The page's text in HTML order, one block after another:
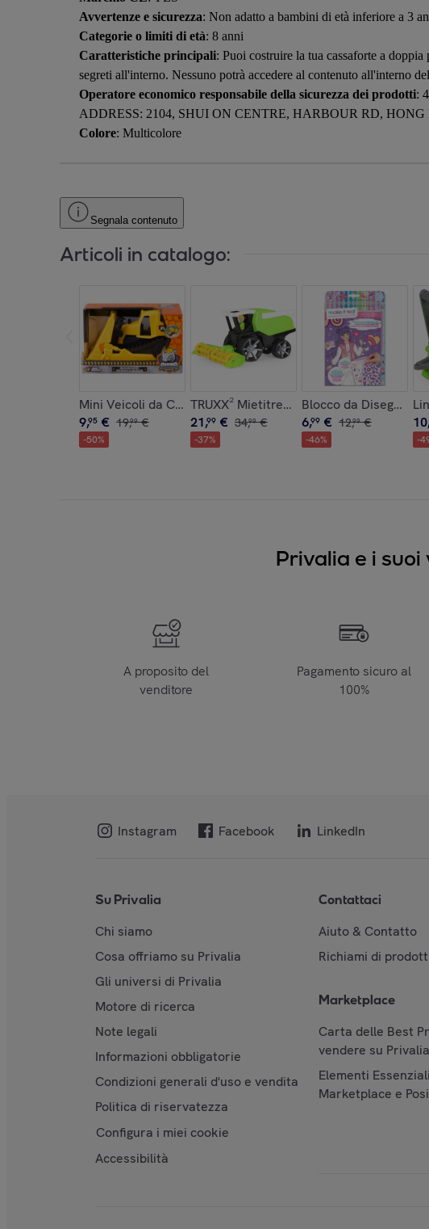
Avvertenze e sicurezza: Non adatto a bambini di età inferiore a 3
Categorie o limiti di età: 8 anni
Caratteristiche principali: Puoi costruire la tua cassaforte a
segreti all'interno. Nessuno potrà accedere al contenuto all'interno
Operatore economico responsabile della sicurezza dei prodotti:
ADDRESS: 2104, SHUI ON CENTRE, HARBOUR RD, HONG
Colore: Multicolore
Segnala contenuto
Articoli in catalogo:
Mini Veicoli da Cantiere in scatola - Bulldozer
9,95 € 19,99 €
-50%
TRUXX² Mietitrebbia
21,99 € 34,99 €
-37%
Blocco da Disegno
6,99 € 12,99 €
-46%
10
-
Privalia e i
A proposito del
venditore
Pagamento sicuro al
100%
Instagram Facebook LinkedIn
Su Privalia
Chi siamo
Cosa offriamo su Privalia
Gli universi di Privalia
Motore di ricerca
Note legali
Informazioni obbligatorie
Condizioni generali d'uso e vendita
Politica di riservatezza
Configura i miei cookie
Accessibilità
Contattaci
Aiuto & Contatto
Richiami di
Marketplace
Carta delle Best
vendere su Privalia
Elementi
Marketplace e